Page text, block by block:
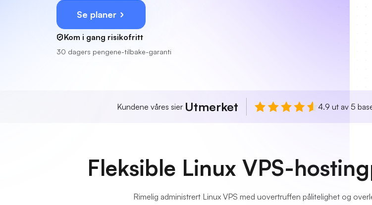
Se planer
Kom i gang risikofritt
30 dagers pengene-tilbake-garanti
Kundene våres sier Utmerket 4.9 ut av 5
Fleksible Linux VPS-
Rimelig administrert Linux VPS med uovertruffen pålitelighet og